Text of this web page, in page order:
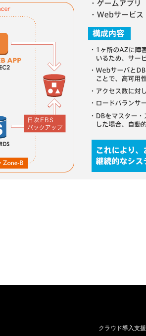
クラウド導入支援